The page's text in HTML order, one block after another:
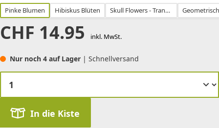
Pinke Blumen Hibiskus Blüten Skull Flowers - Transparent
CHF 14.95 inkl. MwSt.
Nur noch 4 auf Lager | Schnellversand
In die Kiste